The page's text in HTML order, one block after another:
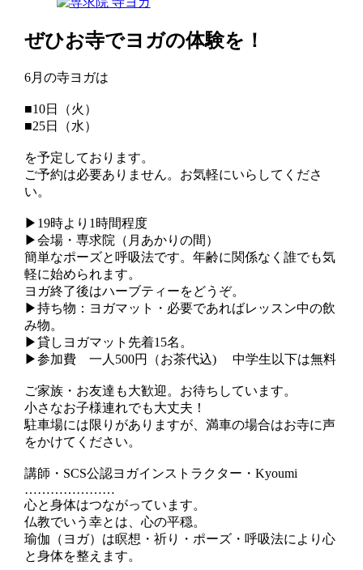
ぜひお寺でヨガの体験を！
6月の寺ヨガは
■10日（火）
■25日（水）
を予定しております。
ご予約は必要ありません。お気軽にいらしてくださ
い。
▶︎19時より1時間程度
▶︎会場・専求院（月あかりの間）
簡単なポーズと呼吸法です。年齢に関係なく誰でも気
軽に始められます。
ヨガ終了後はハーブティーをどうぞ。
▶︎持ち物：ヨガマット・必要であればレッスン中の飲
み物。
▶︎貸しヨガマット先着15名。
▶︎参加費 一人500円（お茶代込) 中学生以下は無料
ご家族・お友達も大歓迎。お待ちしています。
小さなお子様連れでも大丈夫！
駐車場には限りがありますが、満車の場合はお寺に声
をかけてください。
講師・SCS公認ヨガインストラクター・Kyoumi
…………………
心と身体はつながっています。
仏教でいう幸とは、心の平穏。
瑜伽（ヨガ）は瞑想・祈り・ポーズ・呼吸法により心
と身体を整えます。